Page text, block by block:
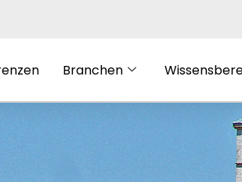
Branchen